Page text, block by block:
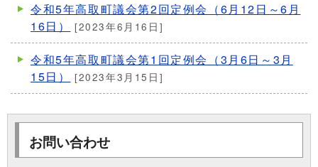
令和5年高取町議会第2回定例会（6月12日～6月
16日）
[2023年6月16日]
令和5年高取町議会第1回定例会（3月6日～3月
15日）
[2023年3月15日]
お問い合わせ